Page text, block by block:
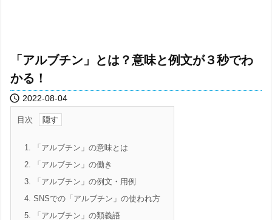
「アルブチン」とは？意味と例文が３秒でわ
かる！
 2022-08-04
目次
1. 「アルブチン」の意味とは
2. 「アルブチン」の働き
3. 「アルブチン」の例文・用例
4. SNSでの「アルブチン」の使われ方
5. 「アルブチン」の類義語